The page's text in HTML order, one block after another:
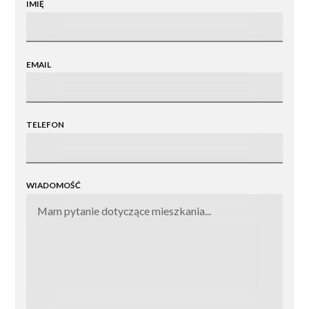
elegancję architektury, wysoki standard wykończenia
wypoczynkowi i relaksowi na co dzień.
architektura
Budynek o czterech kondygnacjach został podzielony
wygodę mieszkańców i poczucie prywatności.W
ofercie znajdują się mieszkania o zróżnicowanych
przez mieszkania rodzinne 50–70 m², aż po
IMIĘ
EMAIL
TELEFON
WIADOMOŚĆ